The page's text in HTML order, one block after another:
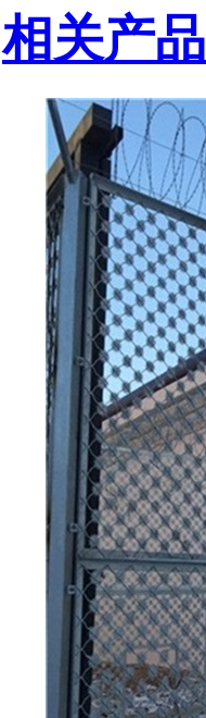
相关产品